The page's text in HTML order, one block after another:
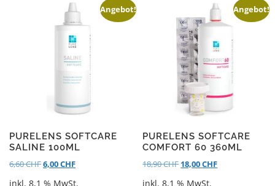
Angebot!
PURELENS SOFTCARE
SALINE 100ML
6,60CHF6,00CHF
inkl. 8,1 % MwSt.
Angebot!
PURELENS SOFTCARE
COMFORT 60 360ML
18,90CHF 18,00CHF
inkl. 8,1 % MwSt.